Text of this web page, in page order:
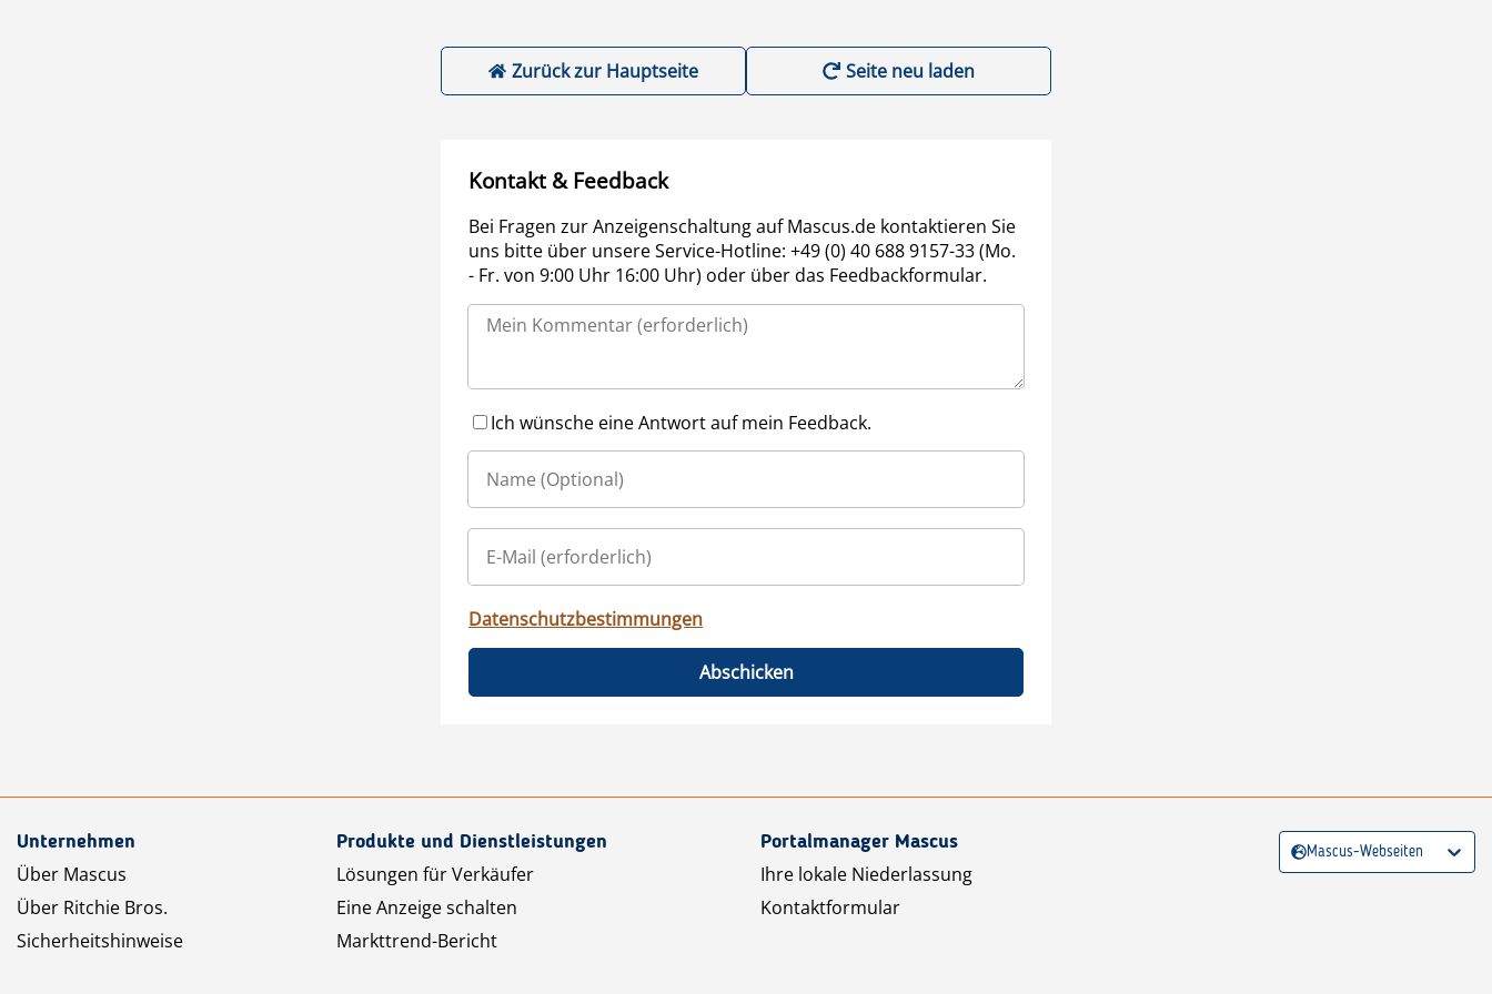
Zurück zur Hauptseite Seite neu laden
Kontakt & Feedback
Bei Fragen zur Anzeigenschaltung auf Mascus.de kontaktieren Sie
uns bitte über unsere Service-Hotline: +49 (0) 40 688 9157-33 (Mo.
- Fr. von 9:00 Uhr 16:00 Uhr) oder über das Feedbackformular.
Ich wünsche eine Antwort auf mein Feedback.
Datenschutzbestimmungen
Abschicken
Unternehmen
Über Mascus
Über Ritchie Bros.
Sicherheitshinweise
Produkte und Dienstleistungen
Lösungen für Verkäufer
Eine Anzeige schalten
Markttrend-Bericht
Portalmanager Mascus
Ihre lokale Niederlassung
Kontaktformular
Mascus-Webseiten